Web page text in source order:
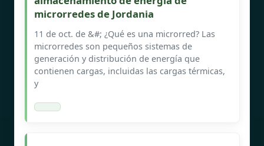
microrredes de Jordania
11 de oct. de &#; ¿Qué es una microrred? Las
microrredes son pequeños sistemas de
generación y distribución de energía que
contienen cargas, incluidas las cargas térmicas,
y